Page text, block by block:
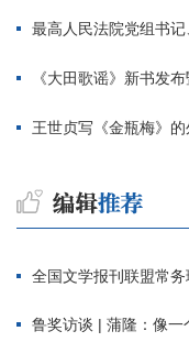
最高人民法院党组书
《大田歌谣》新书发
王世贞写《金瓶梅》
全国文学报刊联盟常
鲁奖访谈 | 蒲隆：像一